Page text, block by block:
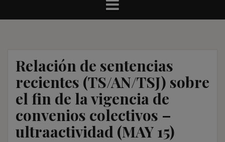
Relación de sentencias
recientes (TS/AN/TSJ) sobre
el fin de la vigencia de
convenios colectivos –
ultraactividad (MAY 15)